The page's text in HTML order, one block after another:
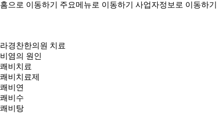
홈으로 이동하기 주요메뉴로 이동하기 사업자정보로 이동하기
라경찬한의원 치료
비염의 원인
쾌비치료
쾌비치료제
쾌비연
쾌비수
쾌비탕